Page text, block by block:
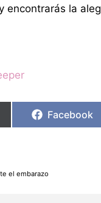
encontrarás la
Facebook
el embarazo